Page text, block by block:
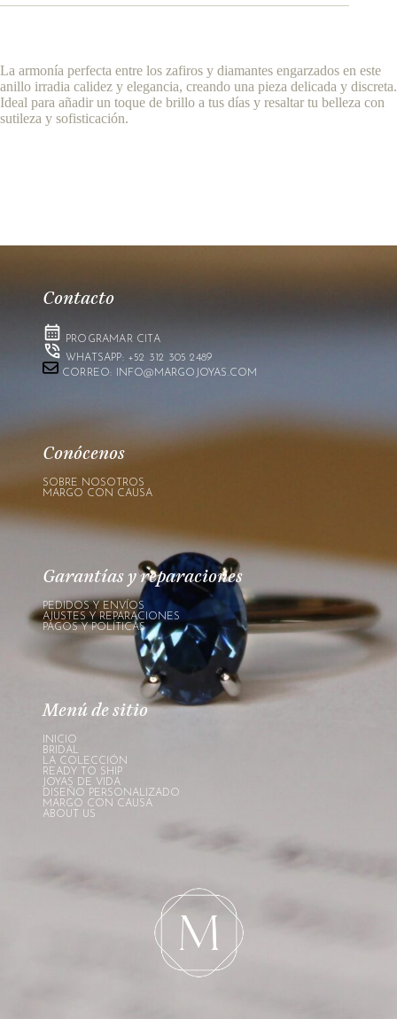
La armonía perfecta entre los zafiros y diamantes engarzados en este
anillo irradia calidez y elegancia, creando una pieza delicada y discreta.
Ideal para añadir un toque de brillo a tus días y resaltar tu belleza con
sutileza y sofisticación.
Contacto
PROGRAMAR CITA
WHATSAPP: +52 312 305 2489
CORREO: INFO@MARGOJOYAS.COM
Conócenos
SOBRE NOSOTROS
MARGO CON CAUSA
Garantías y reparaciones
PEDIDOS Y ENVÍOS
AJUSTES Y REPARACIONES
PAGOS Y POLÍTICAS
Menú de sitio
INICIO
BRIDAL
LA COLECCIÓN
READY TO SHIP
JOYAS DE VIDA
DISEÑO PERSONALIZADO
MARGO CON CAUSA
ABOUT US